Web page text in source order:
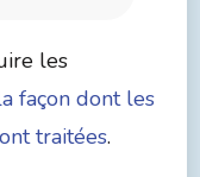
les
façon dont les
traitées.